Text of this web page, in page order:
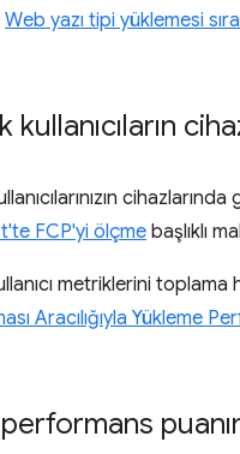
Web yazı tipi yüklemesi
kullanıcıların
FCP'yi ölçmebaşlıklı
metriklerini toplama
Aracılığıyla Yükleme